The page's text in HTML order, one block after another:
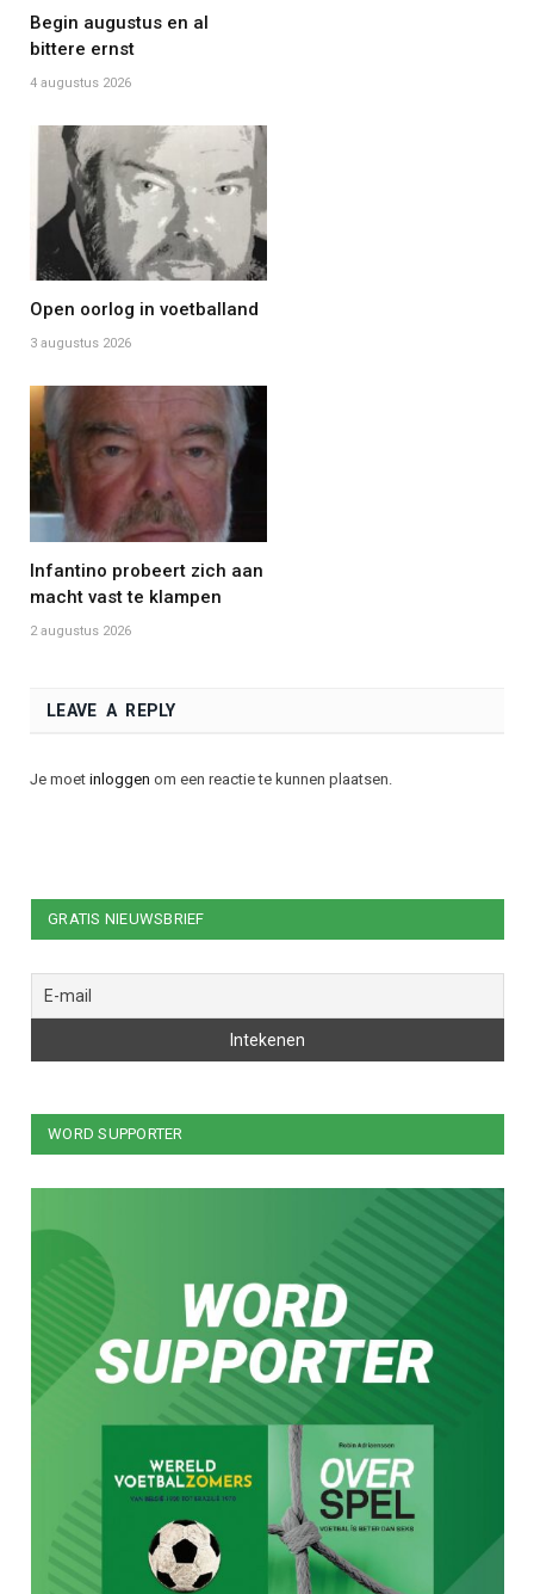
Begin augustus en al
bittere ernst
4 augustus 2026
Open oorlog in voetballand
3 augustus 2026
Infantino probeert zich aan
macht vast te klampen
2 augustus 2026
LEAVE A REPLY
Je moet inloggen om een reactie te kunnen plaatsen.
GRATIS NIEUWSBRIEF
WORD SUPPORTER